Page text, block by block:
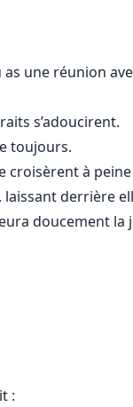
une réunion
s’adoucirent.
toujours.
croisèrent à
derrière
doucement la
: